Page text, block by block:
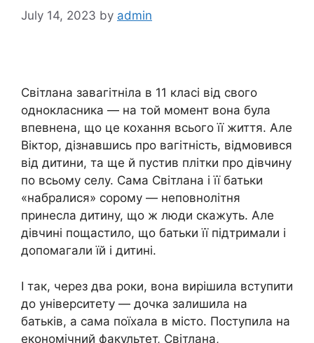
July 14, 2023 by admin
Світлана завагітніла в 11 класі від свого
однокласника — на той момент вона була
впевнена, що це кохання всього її життя. Але
Віктор, дізнавшись про вагітність, відмовився
від дитини, та ще й пустив плітки про дівчину
по всьому селу. Сама Світлана і її батьки
«набралися» сорому — неповнолітня
принесла дитину, що ж люди скажуть. Але
дівчині пощастило, що батьки її підтримали і
допомагали їй і дитині.
І так, через два роки, вона вирішила вступити
до університету — дочка залишила на
батьків, а сама поїхала в місто. Поступила на
економічний факультет, Світлана,